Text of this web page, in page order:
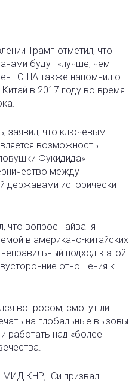
Трамп отметил, что
будут «лучше, чем
США также напомнил о
в 2017 году во время
заявил, что ключевым
возможность
Фукидида»
между
державами исторически
что вопрос Тайваня
в американо-китайских
подход к этой
отношения к
вопросом, смогут ли
на глобальные вызовы
работать над «более
МИД КНР, Си призвал